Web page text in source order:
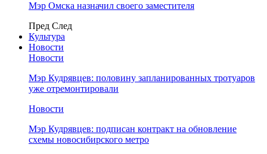
Мэр Омска назначил своего заместителя
Пред След
Культура
Новости
Новости
Мэр Кудрявцев: половину запланированных тротуаров
уже отремонтировали
Новости
Мэр Кудрявцев: подписан контракт на обновление
схемы новосибирского метро